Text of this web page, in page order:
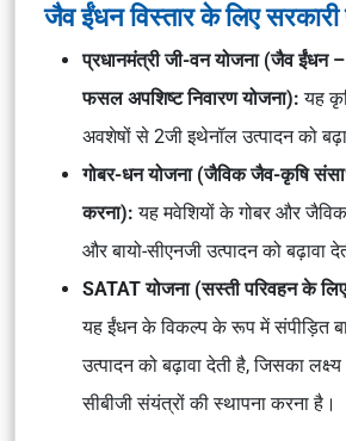
जैव ईंधन विस्तार के लिए सरकारी
प्रधानमंत्री जी-वन योजना (जैव ईंधन
फसल अपशिष्ट निवारण योजना):यह
अवशेषों से 2जी इथेनॉल उत्पादन को
गोबर-धन योजना (जैविक जैव-कृषि
करना): यह मवेशियों के गोबर और
और बायो-सीएनजी उत्पादन को बढ़ावा
SATAT योजना (सस्ती परिवहन के
यह ईंधन के विकल्प के रूप में संपीड़ित
उत्पादन को बढ़ावा देती है, जिसका
सीबीजी संयंत्रों की स्थापना करना है।